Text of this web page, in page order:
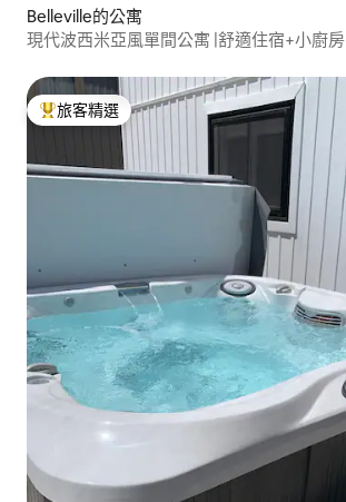
Belleville的公寓
現代波西米亞風單間公寓 |舒適住宿+小廚房
旅客精選榜首
旅客精選